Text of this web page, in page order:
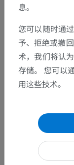
解剖层次
人体解剖学2
人体解剖学1
系统解剖学>
底层结构：
肌肉粘膜
息。
您可以随时通
予、拒绝或撤
术，我们将认
存储。 您可以
用这些技术。